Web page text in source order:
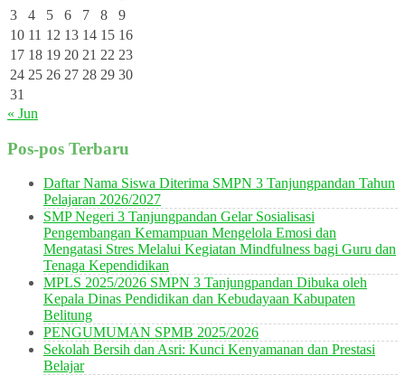
3
4 5 6 7 8
9
10 11 12 13 14 15 16
17 18 19 20 21 22 23
24 25 26 27 28 29 30
31
« Jun
Pos-pos Terbaru
Daftar Nama Siswa Diterima SMPN 3 Tanjungpandan Tahun
Pelajaran 2026/2027
SMP Negeri 3 Tanjungpandan Gelar Sosialisasi
Pengembangan Kemampuan Mengelola Emosi dan
Mengatasi Stres Melalui Kegiatan Mindfulness bagi Guru dan
Tenaga Kependidikan
MPLS 2025/2026 SMPN 3 Tanjungpandan Dibuka oleh
Kepala Dinas Pendidikan dan Kebudayaan Kabupaten
Belitung
PENGUMUMAN SPMB 2025/2026
Sekolah Bersih dan Asri: Kunci Kenyamanan dan Prestasi
Belajar